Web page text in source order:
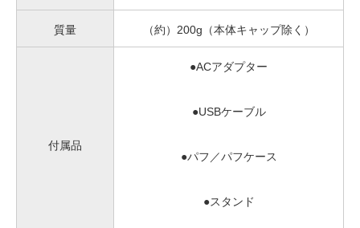
質量 （約）200g（本体キャップ除く）
付属品
●ACアダプター
●USBケーブル
●パフ／パフケース
●スタンド